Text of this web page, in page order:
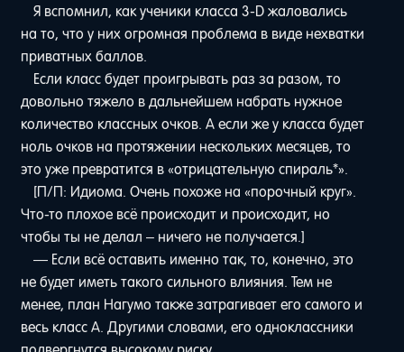
Я вспомнил, как ученики класса 3-D жаловались
на то, что у них огромная проблема в виде нехватки
приватных баллов.
Если класс будет проигрывать раз за разом, то
довольно тяжело в дальнейшем набрать нужное
количество классных очков. А если же у класса будет
ноль очков на протяжении нескольких месяцев, то
это уже превратится в «отрицательную спираль*».
[П/П: Идиома. Очень похоже на «порочный круг».
Что-то плохое всё происходит и происходит, но
чтобы ты не делал – ничего не получается.]
— Если всё оставить именно так, то, конечно, это
не будет иметь такого сильного влияния. Тем не
менее, план Нагумо также затрагивает его самого и
весь класс A. Другими словами, его одноклассники